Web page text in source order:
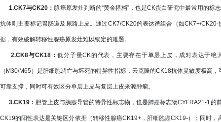
1.CK7与CK20： 腺癌原发灶判断的“黄金搭档”，也是CK蛋白研究中最常用的
抗体则主要标记胃肠道及尿路上皮。通过CK7/CK20的表达谱组合（如CK7+/
据，有效破解转移性腺癌原发灶难以锁定的难题。
2.CK8与CK18：低分子量CK的代表，主要存在于单层上皮，成对表达于
（M30/M65）是肝细胞凋亡与坏死的特异性指标，云克隆的CK18抗体灵敏度极高
可靠支撑，同时可有效区分单层上皮与复层上皮来源肿瘤。
3.CK19： 胆管上皮与胰腺导管的特异性标志物，也是肺癌标志物CYFRA21-1
CK19的阳性表达是关键区分依据（转移性腺癌CK19+，肝细胞癌CK19-）；同时